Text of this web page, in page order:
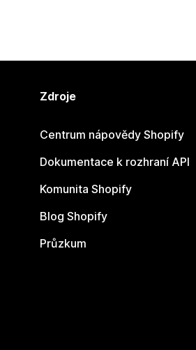
Zdroje
Centrum nápovědy Shopify
Dokumentace k rozhraní API
Komunita Shopify
Blog Shopify
Průzkum